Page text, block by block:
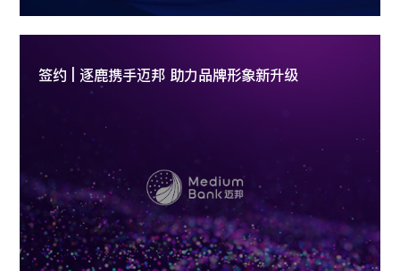
签约 | 逐鹿携手迈邦 助力品牌形象新升级